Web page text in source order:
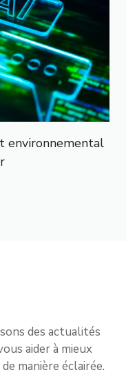
environnemental
des actualités
aider à mieux
manière éclairée.